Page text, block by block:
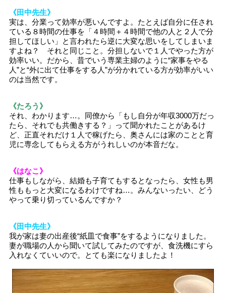
《田中先生》
実は、分業って効率が悪いんですよ。たとえば自分に任され
ている８時間の仕事を「４時間＋４時間で他の人と２人で分
担してほしい」と言われたら逆に大変な思いをしてしまいま
すよね？ それと同じこと。分担しないで１人でやった方が
効率いい。だから、昔でいう専業主婦のように“家事をやる
人”と“外に出て仕事をする人”が分かれている方が効率がいい
のは当然です。
《たろう》
それ、わかります…。同僚から「もし自分が年収3000万だっ
たら、それでも共働きする？」って聞かれたことがあるけ
ど、正直それだけ１人で稼げたら、奥さんには家のことと育
児に専念してもらえる方がうれしいのが本音だな。
《はなこ》
仕事もしながら、結婚も子育てもするとなったら、女性も男
性ももっと大変になるわけですね…。みんないったい、どう
やって乗り切っているんですか？
《田中先生》
我が家は妻の出産後“紙皿で食事”をするようになりました。
妻が職場の人から聞いて試してみたのですが、食洗機にすら
入れなくていいので。とても楽になりましたよ！